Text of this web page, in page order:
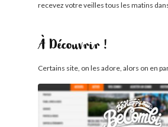
recevez votre veilles tous les matins
À Découvrir !
Certains site, on les adore, alors on en